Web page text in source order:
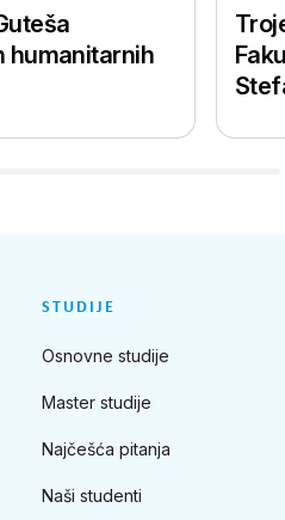
humanitarnih
STUDIJE
Osnovne studije
Master studije
Najčešća pitanja
Naši studenti